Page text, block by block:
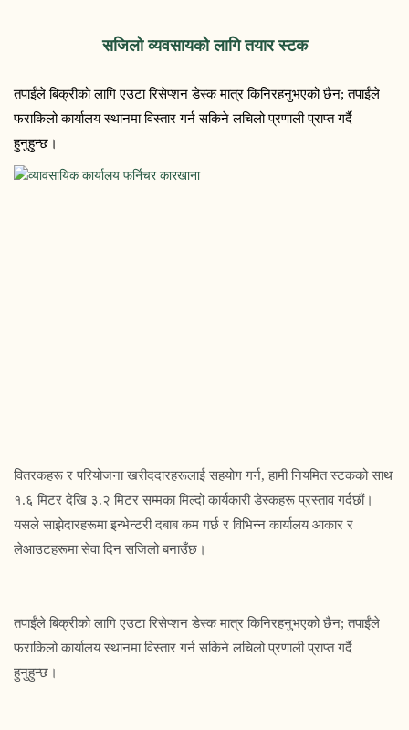
सजिलो व्यवसायको लागि तयार स्टक
तपाईंले बिक्रीको लागि एउटा रिसेप्शन डेस्क मात्र किनिरहनुभएको छैन; तपाईंले
फराकिलो कार्यालय स्थानमा विस्तार गर्न सकिने लचिलो प्रणाली प्राप्त गर्दै
हुनुहुन्छ।
वितरकहरू र परियोजना खरीददारहरूलाई सहयोग गर्न, हामी नियमित स्टकको साथ
१.६ मिटर देखि ३.२ मिटर सम्मका मिल्दो कार्यकारी डेस्कहरू प्रस्ताव गर्दछौं।
यसले साझेदारहरूमा इन्भेन्टरी दबाब कम गर्छ र विभिन्न कार्यालय आकार र
लेआउटहरूमा सेवा दिन सजिलो बनाउँछ।
तपाईंले बिक्रीको लागि एउटा रिसेप्शन डेस्क मात्र किनिरहनुभएको छैन; तपाईंले
फराकिलो कार्यालय स्थानमा विस्तार गर्न सकिने लचिलो प्रणाली प्राप्त गर्दै
हुनुहुन्छ।